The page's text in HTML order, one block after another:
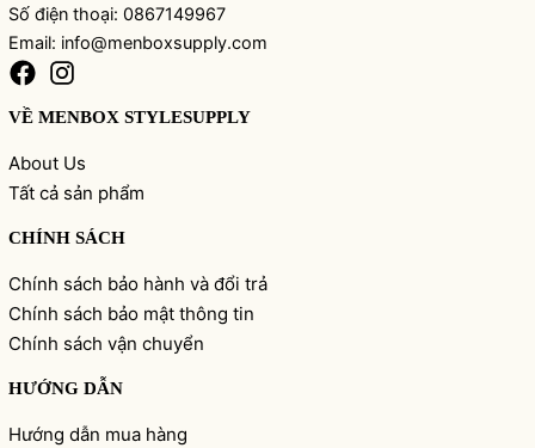
Số điện thoại: 0867149967
Email: info@menboxsupply.com
VỀ MENBOX STYLESUPPLY
About Us
Tất cả sản phẩm
CHÍNH SÁCH
Chính sách bảo hành và đổi trả
Chính sách bảo mật thông tin
Chính sách vận chuyển
HƯỚNG DẪN
Hướng dẫn mua hàng